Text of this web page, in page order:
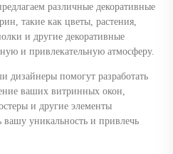
различные декоративные
такие как цветы, растения,
и другие декоративные
и привлекательную атмосферу.
дизайнеры помогут разработать
ваших витринных окон,
и другие элементы
вашу уникальность и привлечь